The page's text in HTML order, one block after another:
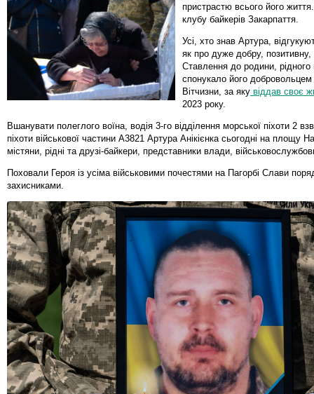
пристрастю всього його
клубу байкерів Закарпаття.
Усі, хто знав Артура,
як про дуже добру,
Ставлення до родини, рідного
спонукало його добровольцем
Вітчизни, за яку віддав своє
2023 року.
Вшанувати полеглого воїна, водія 3-го відділення морської піхоти 2
піхоти військової частини А3821 Артура Анікієнка сьогодні на площу
містяни, рідні та друзі-байкери, представники влади,
Поховали Героя із усіма військовими почестями на Пагорбі Слави
захисниками.